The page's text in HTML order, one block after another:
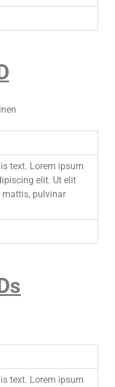
text. Lorem ipsum
elit. Ut elit
mattis, pulvinar
text. Lorem ipsum